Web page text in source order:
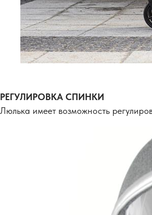
РЕГУЛИРОВКА СПИНКИ
Люлька имеет возможность